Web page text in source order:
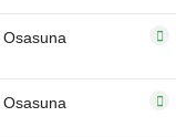
Osasuna
Osasuna